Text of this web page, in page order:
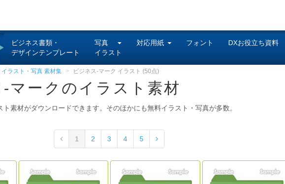
ビジネス書類・
デザインテンプレート
写真
イラスト
対応用紙 フォント DXお役立ち資料
イラスト・写真 素材集 ビジネス-マーク イラスト (50点)
-マークのイラスト素材
ト素材がダウンロードできます。そのほかにも無料イラスト・写真が多数。
1 2 3 4 5